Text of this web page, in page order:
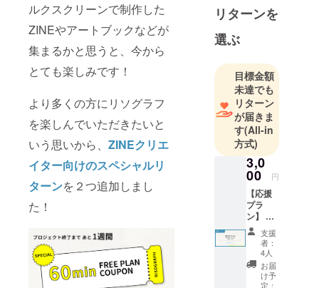
ルクスクリーンで制作した
ZINEやアートブックなどが
集まるかと思うと、今から
とても楽しみです！
より多くの方にリソグラフ
を楽しんでいただきたいと
いう思いから、 ZINEクリエ
イター向けのスペシャルリ
ターンを２つ追加しまし
た！
リターンを
選ぶ
目標金額
未達でも
リターン
が届きま
す(All-in
方式)
3,0
00 円
【応援
プラ
ン】 感
謝の気
持ちを
込め
て、お
礼の
メッ
支援
者：
4人
お届
け予
定：